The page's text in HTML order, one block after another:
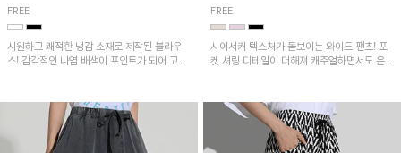
FREE
시원하고 쾌적한 냉감 소재로 제작된 블라우
스! 감각적인 나염 배색이 포인트가 되어 고급
착용 가능합니다~
FREE
시어서커 텍스처가 돋보이는 와이드 팬츠! 포
켓 셔링 디테일이 더해져 캐주얼하면서도 은은
다. 가볍고 쾌적한 착용감으로 여름철 데일리
아이템으로 활용하기 좋아요~